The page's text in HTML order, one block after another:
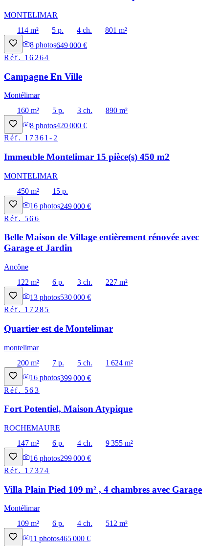
MONTELIMAR
114 m²
5 p. 4 ch.
801 m²
8 photos649 000 €
Réf. 16264
Campagne En Ville
Montélimar
160 m²
5 p. 3 ch.
890 m²
8 photos420 000 €
Réf. 17361-2
Immeuble Montelimar 15 pièce(s) 450 m2
MONTELIMAR
450 m²
15 p.
16 photos249 000 €
Réf. 566
Belle Maison de Village entièrement rénovée avec
Garage et Jardin
Ancône
122 m²
6 p. 3 ch.
227 m²
13 photos530 000 €
Réf. 17285
Quartier est de Montelimar
montelimar
200 m²
7 p. 5 ch.
1 624 m²
16 photos399 000 €
Réf. 563
Fort Potentiel, Maison Atypique
ROCHEMAURE
147 m²
6 p. 4 ch.
9 355 m²
16 photos299 000 €
Réf. 17374
Villa Plain Pied 109 m² , 4 chambres avec Garage
Montélimar
109 m²
6 p. 4 ch.
512 m²
11 photos465 000 €